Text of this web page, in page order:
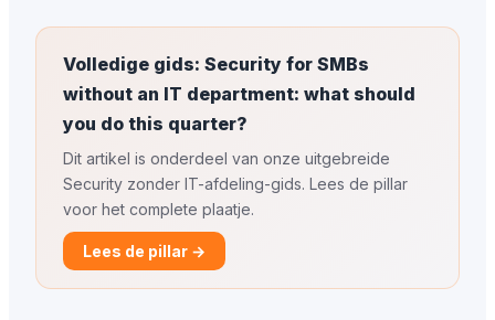
Volledige gids: Security for SMBs
without an IT department: what should
you do this quarter?
Dit artikel is onderdeel van onze uitgebreide
Security zonder IT-afdeling-gids. Lees de pillar
voor het complete plaatje.
Lees de pillar →